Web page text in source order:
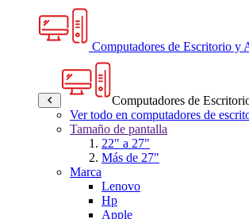
Computadores de Escritorio y
Computadores de
Ver todo en computadores de
Tamaño de pantalla
22" a 27"
Más de 27"
Marca
Lenovo
Hp
Apple